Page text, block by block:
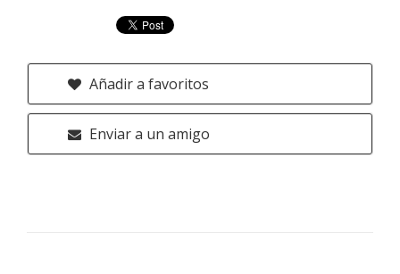
Añadir a favoritos
Enviar a un amigo